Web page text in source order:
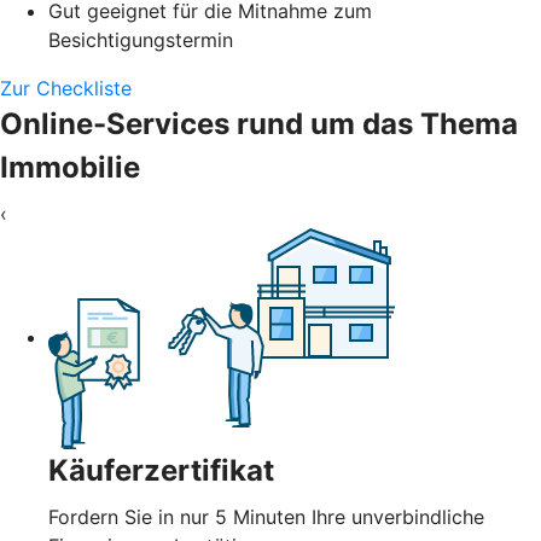
Gut geeignet für die Mitnahme zum
Besichtigungstermin
Zur Checkliste
Online-Services rund um das Thema
Immobilie
‹
Käuferzertifikat
Fordern Sie in nur 5 Minuten Ihre unverbindliche